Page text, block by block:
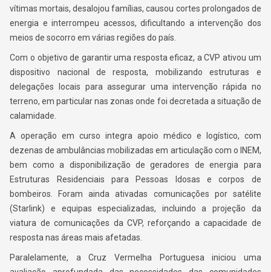
vítimas mortais, desalojou famílias, causou cortes prolongados de
energia e interrompeu acessos, dificultando a intervenção dos
meios de socorro em várias regiões do país.
Com o objetivo de garantir uma resposta eficaz, a CVP ativou um
dispositivo nacional de resposta, mobilizando estruturas e
delegações locais para assegurar uma intervenção rápida no
terreno, em particular nas zonas onde foi decretada a situação de
calamidade.
A operação em curso integra apoio médico e logístico, com
dezenas de ambulâncias mobilizadas em articulação com o INEM,
bem como a disponibilização de geradores de energia para
Estruturas Residenciais para Pessoas Idosas e corpos de
bombeiros. Foram ainda ativadas comunicações por satélite
(Starlink) e equipas especializadas, incluindo a projeção da
viatura de comunicações da CVP, reforçando a capacidade de
resposta nas áreas mais afetadas.
Paralelamente, a Cruz Vermelha Portuguesa iniciou uma